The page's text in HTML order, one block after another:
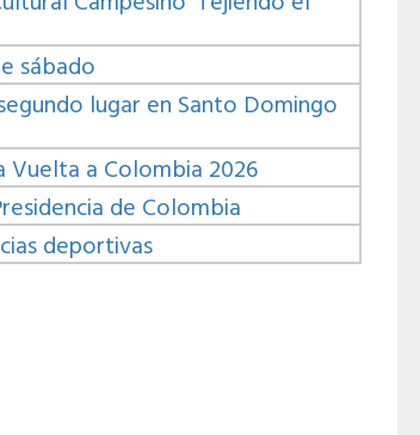
sábado
lugar en Santo Domingo
Vuelta a Colombia 2026
de Colombia
deportivas